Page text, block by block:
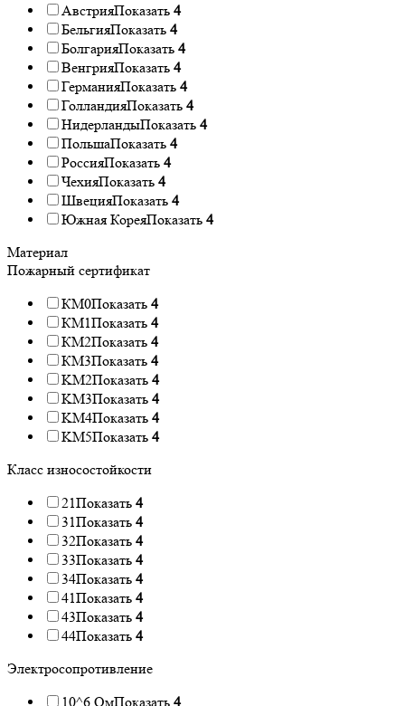
АвстрияПоказать 4
БельгияПоказать 4
БолгарияПоказать 4
ВенгрияПоказать 4
ГерманияПоказать 4
ГолландияПоказать 4
НидерландыПоказать 4
ПольшаПоказать 4
РоссияПоказать 4
ЧехияПоказать 4
ШвецияПоказать 4
Южная КореяПоказать 4
Материал
Пожарный сертификат
КМ0Показать 4
КМ1Показать 4
КМ2Показать 4
КМ3Показать 4
KM2Показать 4
KM3Показать 4
KM4Показать 4
KM5Показать 4
Класс износостойкости
21Показать 4
31Показать 4
32Показать 4
33Показать 4
34Показать 4
41Показать 4
43Показать 4
44Показать 4
Электросопротивление
10^6 ОмПоказать 4